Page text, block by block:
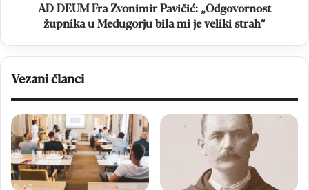
AD DEUM Fra Zvonimir Pavičić: „Odgovornost
župnika u Međugorju bila mi je veliki strah“
Vezani članci